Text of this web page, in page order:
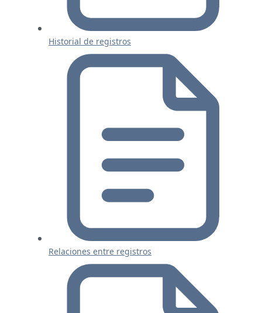
Historial de registros
Relaciones entre registros